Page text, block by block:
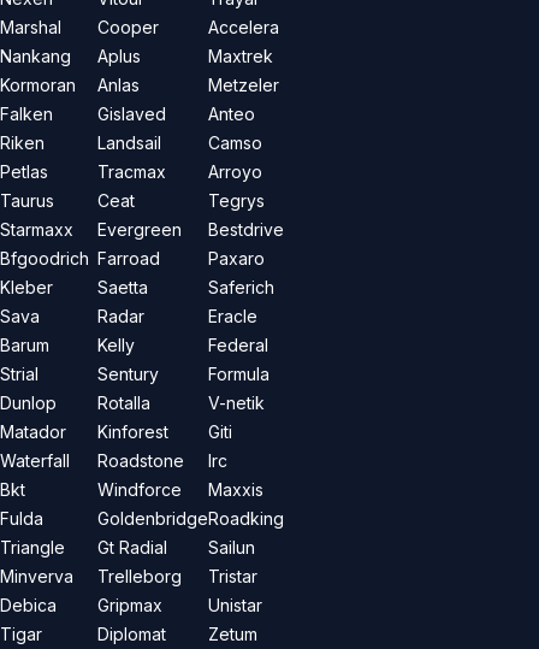
Marshal
Nankang
Kormoran
Falken
Riken
Petlas
Taurus
Starmaxx
Bfgoodrich
Kleber
Sava
Barum
Strial
Dunlop
Matador
Waterfall
Bkt
Fulda
Triangle
Minverva
Debica
Tigar
Cooper
Aplus
Anlas
Gislaved
Landsail
Tracmax
Ceat
Evergreen
Farroad
Saetta
Radar
Kelly
Sentury
Rotalla
Kinforest
Roadstone
Windforce
Goldenbridge
Gt Radial
Trelleborg
Gripmax
Diplomat
Accelera
Maxtrek
Metzeler
Anteo
Camso
Arroyo
Tegrys
Bestdrive
Paxaro
Saferich
Eracle
Federal
Formula
V-netik
Giti
Irc
Maxxis
Roadking
Sailun
Tristar
Unistar
Zetum